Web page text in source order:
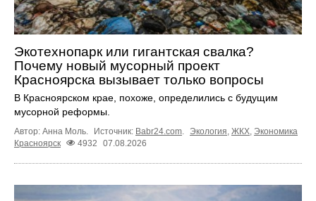
Экотехнопарк или гигантская свалка?
Почему новый мусорный проект
Красноярска вызывает только вопросы
В Красноярском крае, похоже, определились с будущим
мусорной реформы.
Автор: Анна Моль. Источник: Babr24.com Экология ЖКХ Экономика
Красноярск
4932 07.08.2026